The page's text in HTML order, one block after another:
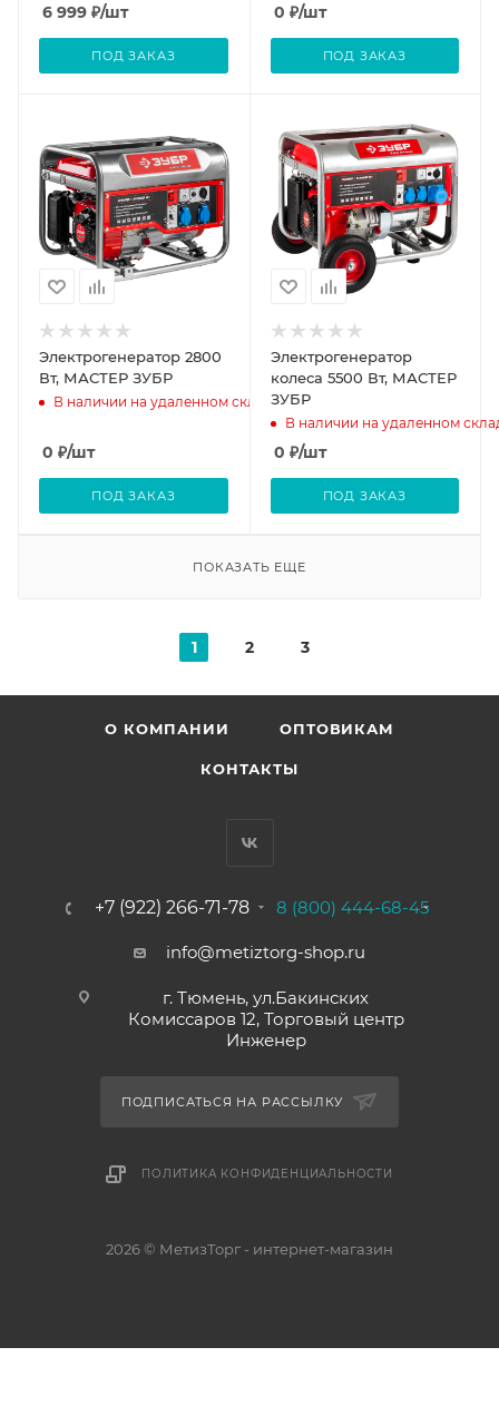
6 999 ₽/шт
ПОД ЗАКАЗ
0 ₽/шт
ПОД ЗАКАЗ
Электрогенератор 2800
Вт, МАСТЕР ЗУБР
В наличии на удаленном складе
0 ₽/шт
ПОД ЗАКАЗ
Электрогенератор
колеса 5500 Вт, МАСТЕР
ЗУБР
В наличии на удаленном
0 ₽/шт
ПОД ЗАКАЗ
ПОКАЗАТЬ ЕЩЕ
1 2 3
О КОМПАНИИ ОПТОВИКАМ
КОНТАКТЫ
+7 (922) 266-71-78 8 (800) 444-68-45
info@metiztorg-shop.ru
г. Тюмень, ул.Бакинских
Комиссаров 12, Торговый центр
Инженер
ПОДПИСАТЬСЯ НА РАССЫЛКУ
ПОЛИТИКА КОНФИДЕНЦИАЛЬНОСТИ
2026 © МетизТорг - интернет-магазин